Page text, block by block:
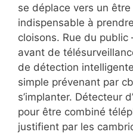
se déplace vers un
indispensable à
cloisons. Rue du
avant de
de détection
simple prévenant par
s’implanter. Détecteur
pour être combiné
justifient par les